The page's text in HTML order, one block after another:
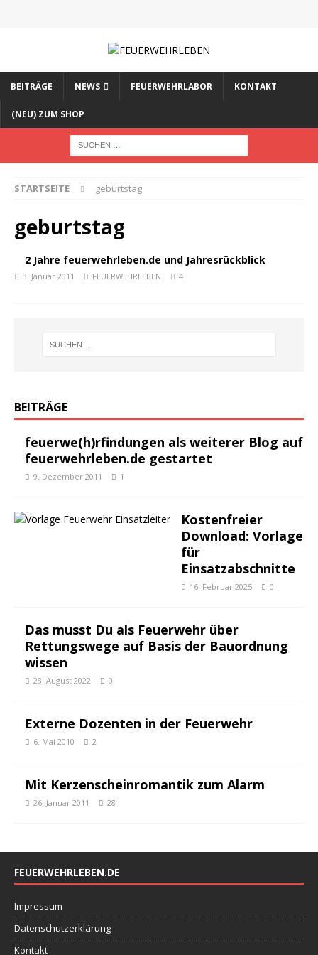
BEITRÄGE NEWS FEUERWEHRLABOR KONTAKT
(NEU) ZUM SHOP
STARTSEITE geburtstag
geburtstag
2 Jahre feuerwehrleben.de und Jahresrückblick
3. Januar 2011 FEUERWEHRLEBEN 4
BEITRÄGE
feuerwe(h)rfindungen als weiterer Blog auf
feuerwehrleben.de gestartet
9. Dezember 2011 1
Kostenfreier
Download: Vorlage
für
Einsatzabschnitte
16. Februar 2025 0
Das musst Du als Feuerwehr über
Rettungswege auf Basis der Bauordnung
wissen
28. August 2022 0
Externe Dozenten in der Feuerwehr
6. Mai 2010 2
Mit Kerzenscheinromantik zum Alarm
26. Januar 2011 28
FEUERWEHRLEBEN.DE
Impressum
Datenschutzerklärung
Kontakt